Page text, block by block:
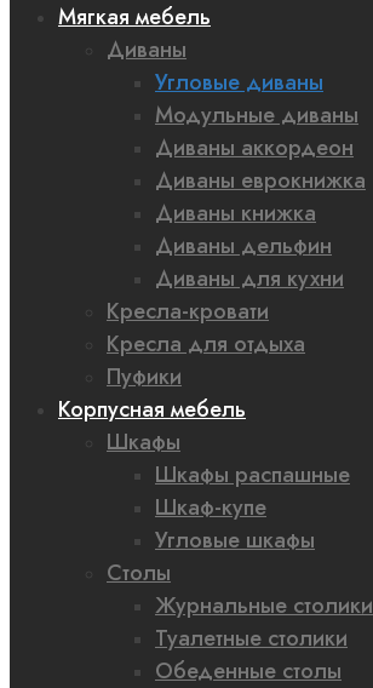
Мягкая мебель
Диваны
Угловые диваны
Модульные диваны
Диваны аккордеон
Диваны еврокнижка
Диваны книжка
Диваны дельфин
Диваны для кухни
Кресла-кровати
Кресла для отдыха
Пуфики
Корпусная мебель
Шкафы
Шкафы распашные
Шкаф-купе
Угловые шкафы
Столы
Журнальные столики
Туалетные столики
Обеденные столы